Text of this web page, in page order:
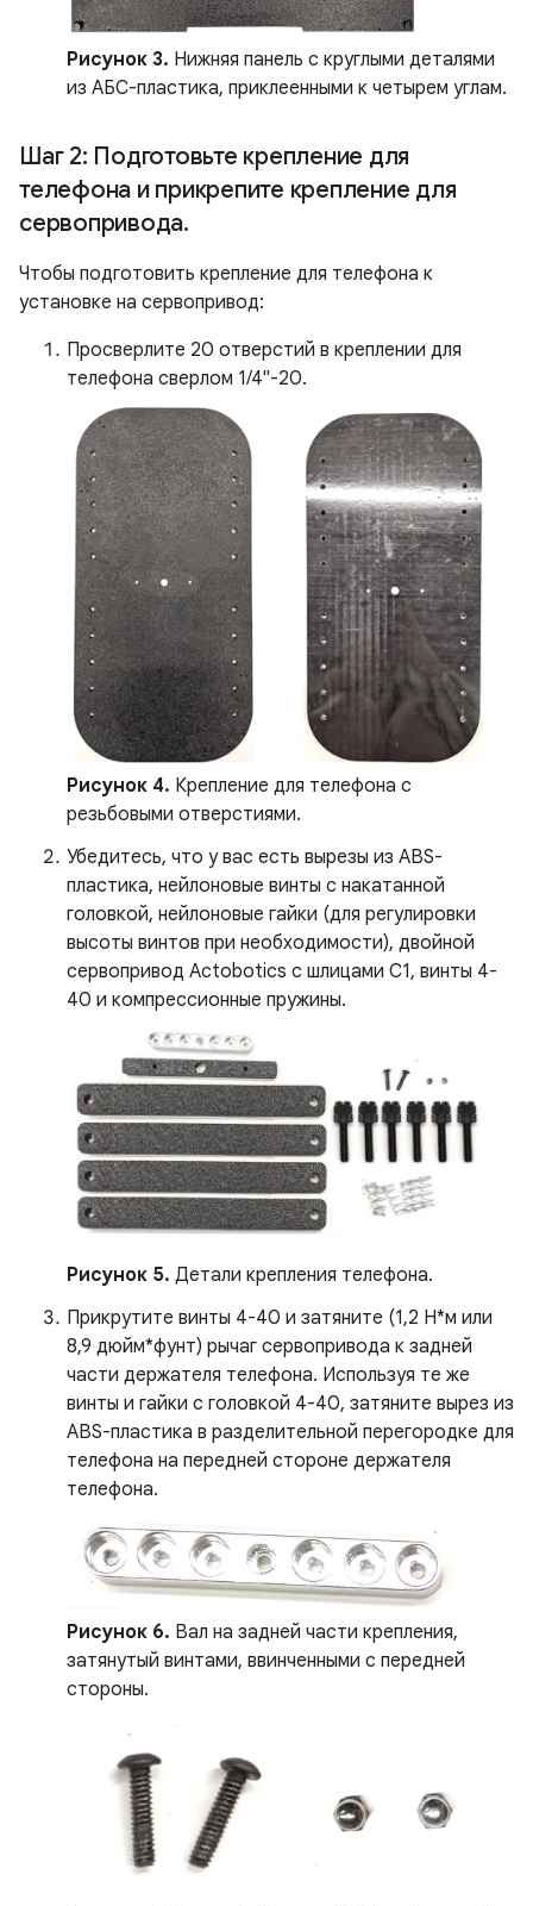
Рисунок 3. Нижняя панель с круглыми деталями
из АБС-пластика, приклеенными к четырем углам.
Шаг 2: Подготовьте крепление для
телефона и прикрепите крепление для
сервопривода.
Чтобы подготовить крепление для телефона к
установке на сервопривод:
Просверлите 20 отверстий в креплении для
телефона сверлом 1/4"-20.
Рисунок 4. Крепление для телефона с
резьбовыми отверстиями.
Убедитесь, что у вас есть вырезы из ABS-
пластика, нейлоновые винты с накатанной
головкой, нейлоновые гайки (для регулировки
высоты винтов при необходимости), двойной
сервопривод Actobotics с шлицами C1, винты 4-
40 и компрессионные пружины.
Рисунок 5. Детали крепления телефона.
Прикрутите винты 4-40 и затяните (1,2 Н*м или
8,9 дюйм*фунт) рычаг сервопривода к задней
части держателя телефона. Используя те же
винты и гайки с головкой 4-40, затяните вырез из
ABS-пластика в разделительной перегородке для
телефона на передней стороне держателя
телефона.
Рисунок 6. Вал на задней части крепления,
затянутый винтами, ввинченными с передней
стороны.